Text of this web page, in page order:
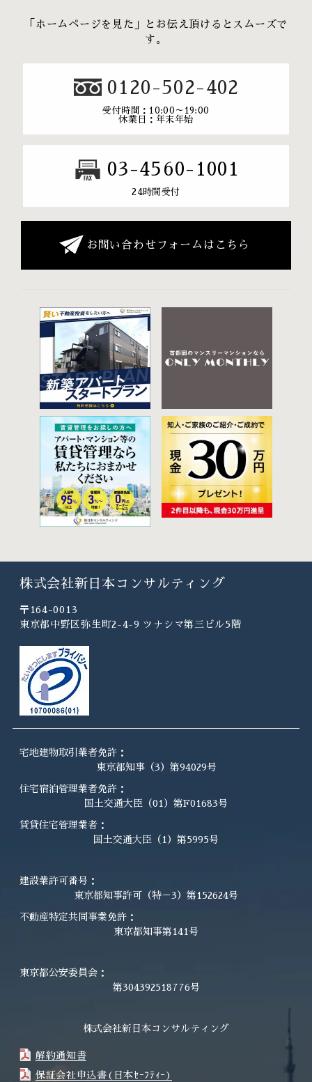
「ホームページを見た」とお伝え頂けるとスムーズで
す。
0120-502-402
受付時間：10:00～19:00
休業日：年末年始
03-4560-1001
24時間受付
お問い合わせフォームはこちら
株式会社新日本コンサルティング
〒164-0013
東京都中野区弥生町2-4-9 ツナシマ第三ビル5階
宅地建物取引業者免許：
東京都知事（3）第94029号
住宅宿泊管理業者免許：
国土交通大臣（01）第F01683号
賃貸住宅管理業者：
国土交通大臣（1）第5995号
建設業許可番号：
東京都知事許可（特－3）第152624号
不動産特定共同事業免許：
東京都知事第141号
東京都公安委員会：
第304392518776号
株式会社新日本コンサルティング
解約通知書
保証会社申込書(日本ｾｰﾌﾃｨｰ)